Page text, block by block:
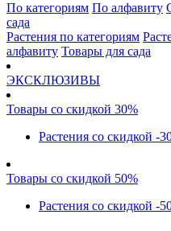
По категориям По алфавиту
сада
Растения по категориям
алфавиту Товары для сада
ЭКСКЛЮЗИВЫ
Товары со скидкой 30%
Растения со скидкой -
Товары со скидкой 50%
Растения со скидкой -